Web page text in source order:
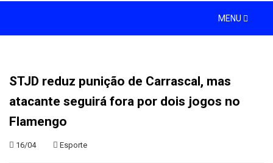
MENU
STJD reduz punição de Carrascal, mas
atacante seguirá fora por dois jogos no
Flamengo
16/04 Esporte